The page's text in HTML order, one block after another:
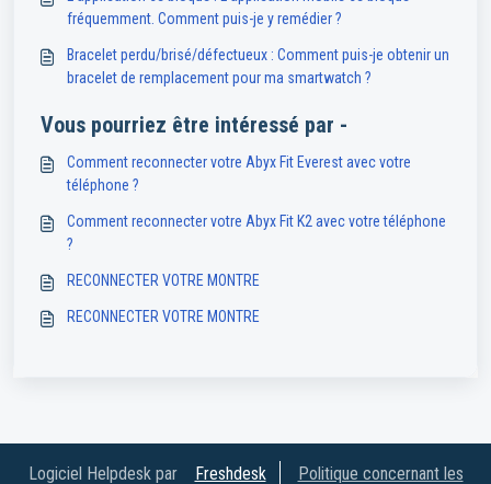
fréquemment. Comment puis-je y remédier ?
Bracelet perdu/brisé/défectueux : Comment puis-je obtenir un
bracelet de remplacement pour ma smartwatch ?
Vous pourriez être intéressé par -
Comment reconnecter votre Abyx Fit Everest avec votre
téléphone ?
Comment reconnecter votre Abyx Fit K2 avec votre téléphone
?
RECONNECTER VOTRE MONTRE
RECONNECTER VOTRE MONTRE
Logiciel Helpdesk par Freshdesk Politique concernant les